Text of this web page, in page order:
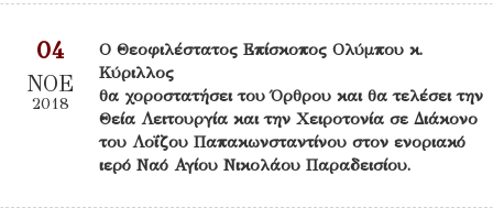
04
ΝΟΕ
2018
Ο Θεοφιλέστατος Επίσκοπος Ολύμπου κ.
Κύριλλος
θα χοροστατήσει του Όρθρου και θα τελέσει την
Θεία Λειτουργία και την Χειροτονία σε Διάκονο
του Λοΐζου Παπακωνσταντίνου στον ενοριακό
ιερό Ναό Αγίου Νικολάου Παραδεισίου.